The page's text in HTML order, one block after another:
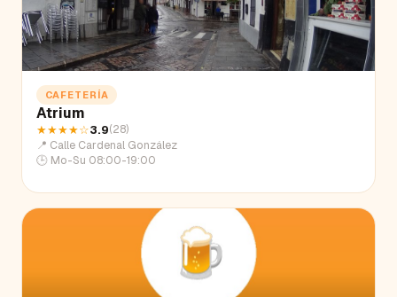
CAFETERÍA
Atrium
★★★★☆3.9(28)
📍 Calle Cardenal González
🕒 Mo-Su 08:00-19:00